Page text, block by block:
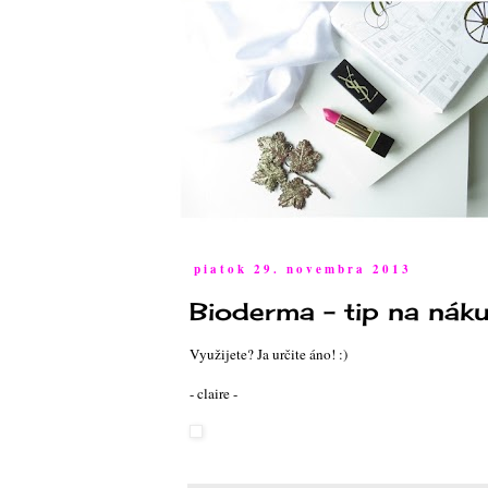
piatok 29. novembra 2013
Bioderma - tip na
Využijete? Ja určite áno! :)
- claire -